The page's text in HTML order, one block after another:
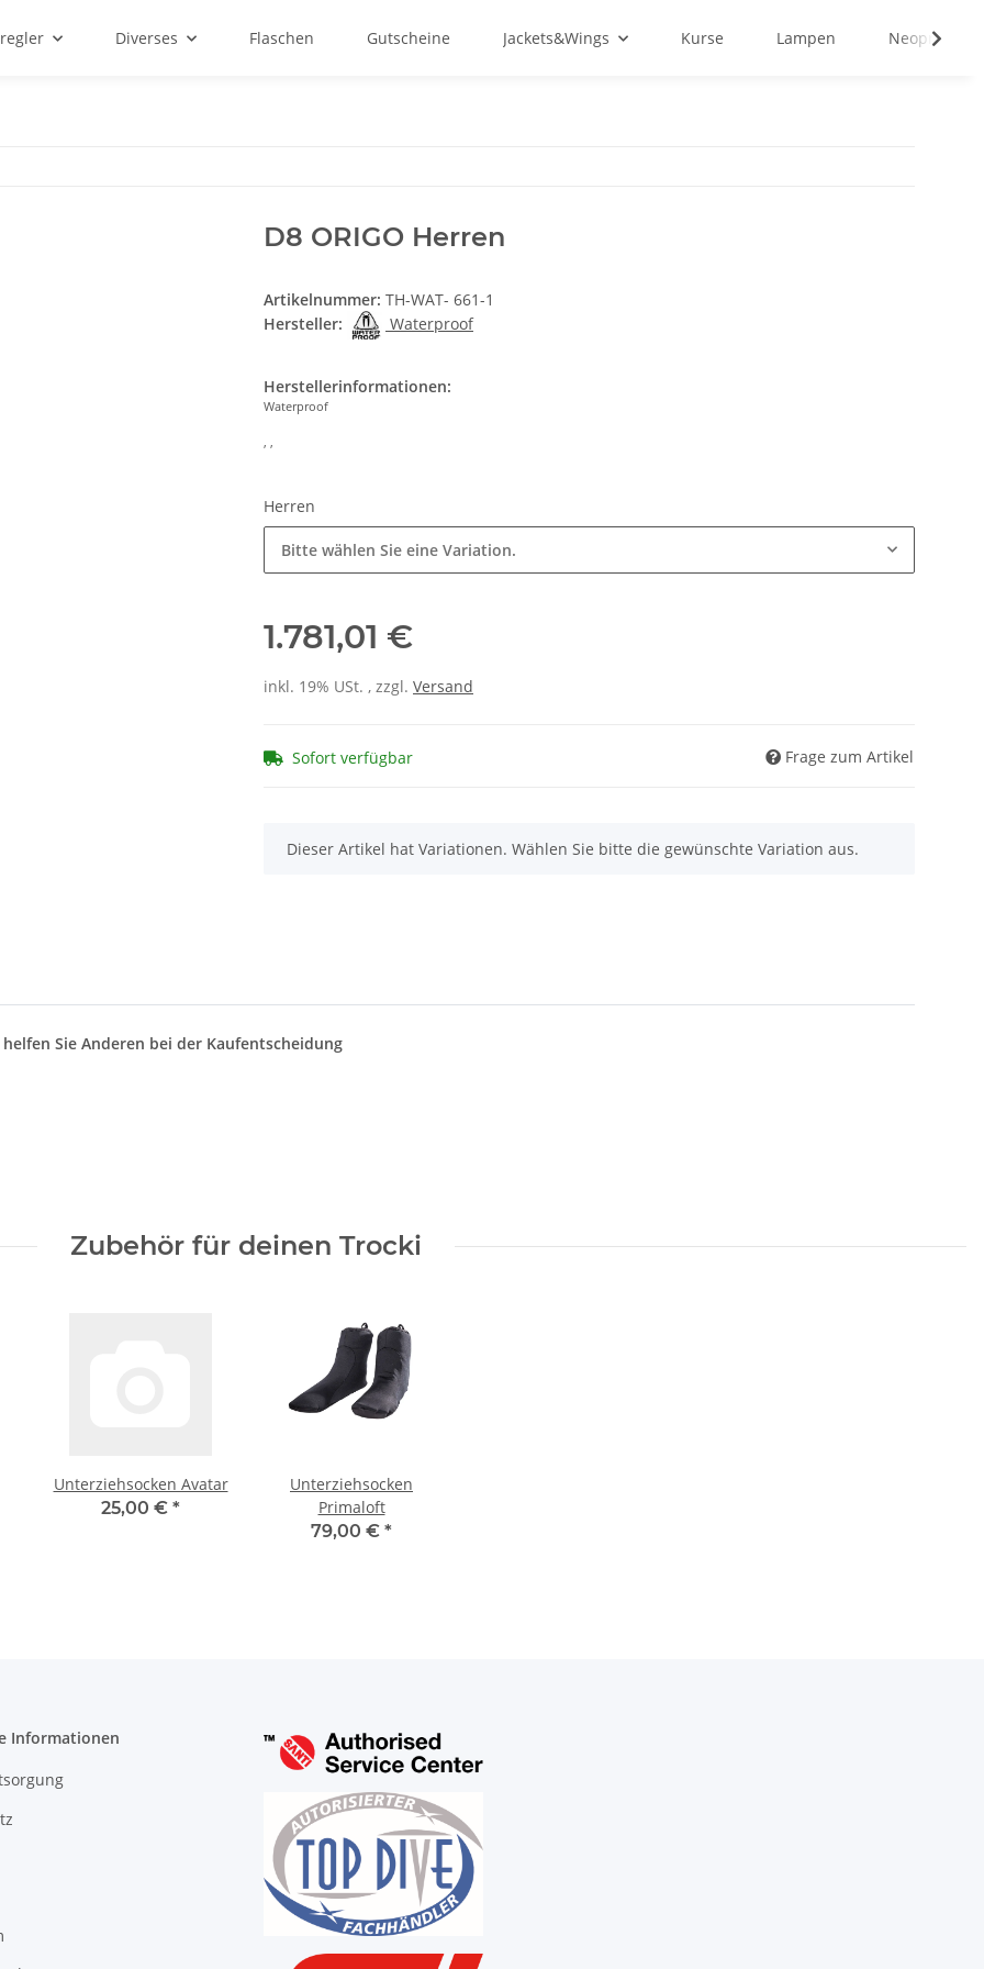
Diverses Flaschen Gutscheine Jackets&Wings Kurse Lampen
D8 ORIGO Herren
Artikelnummer: TH-WAT- 661-1
Hersteller:
Waterproof
Herstellerinformationen:
Waterproof
, ,
Herren
Bitte wählen Sie eine Variation.
1.781,01 €
inkl. 19% USt. , zzgl. Versand
Sofort verfügbar Frage zum Artikel
x
Dieser Artikel hat Variationen. Wählen Sie bitte die gewünschte Variation aus.
Sie Anderen bei der Kaufentscheidung
Zubehör für deinen Trocki
Unterziehsocken Avatar
25,00 € *
Unterziehsocken
Primaloft
79,00 € *
Informationen